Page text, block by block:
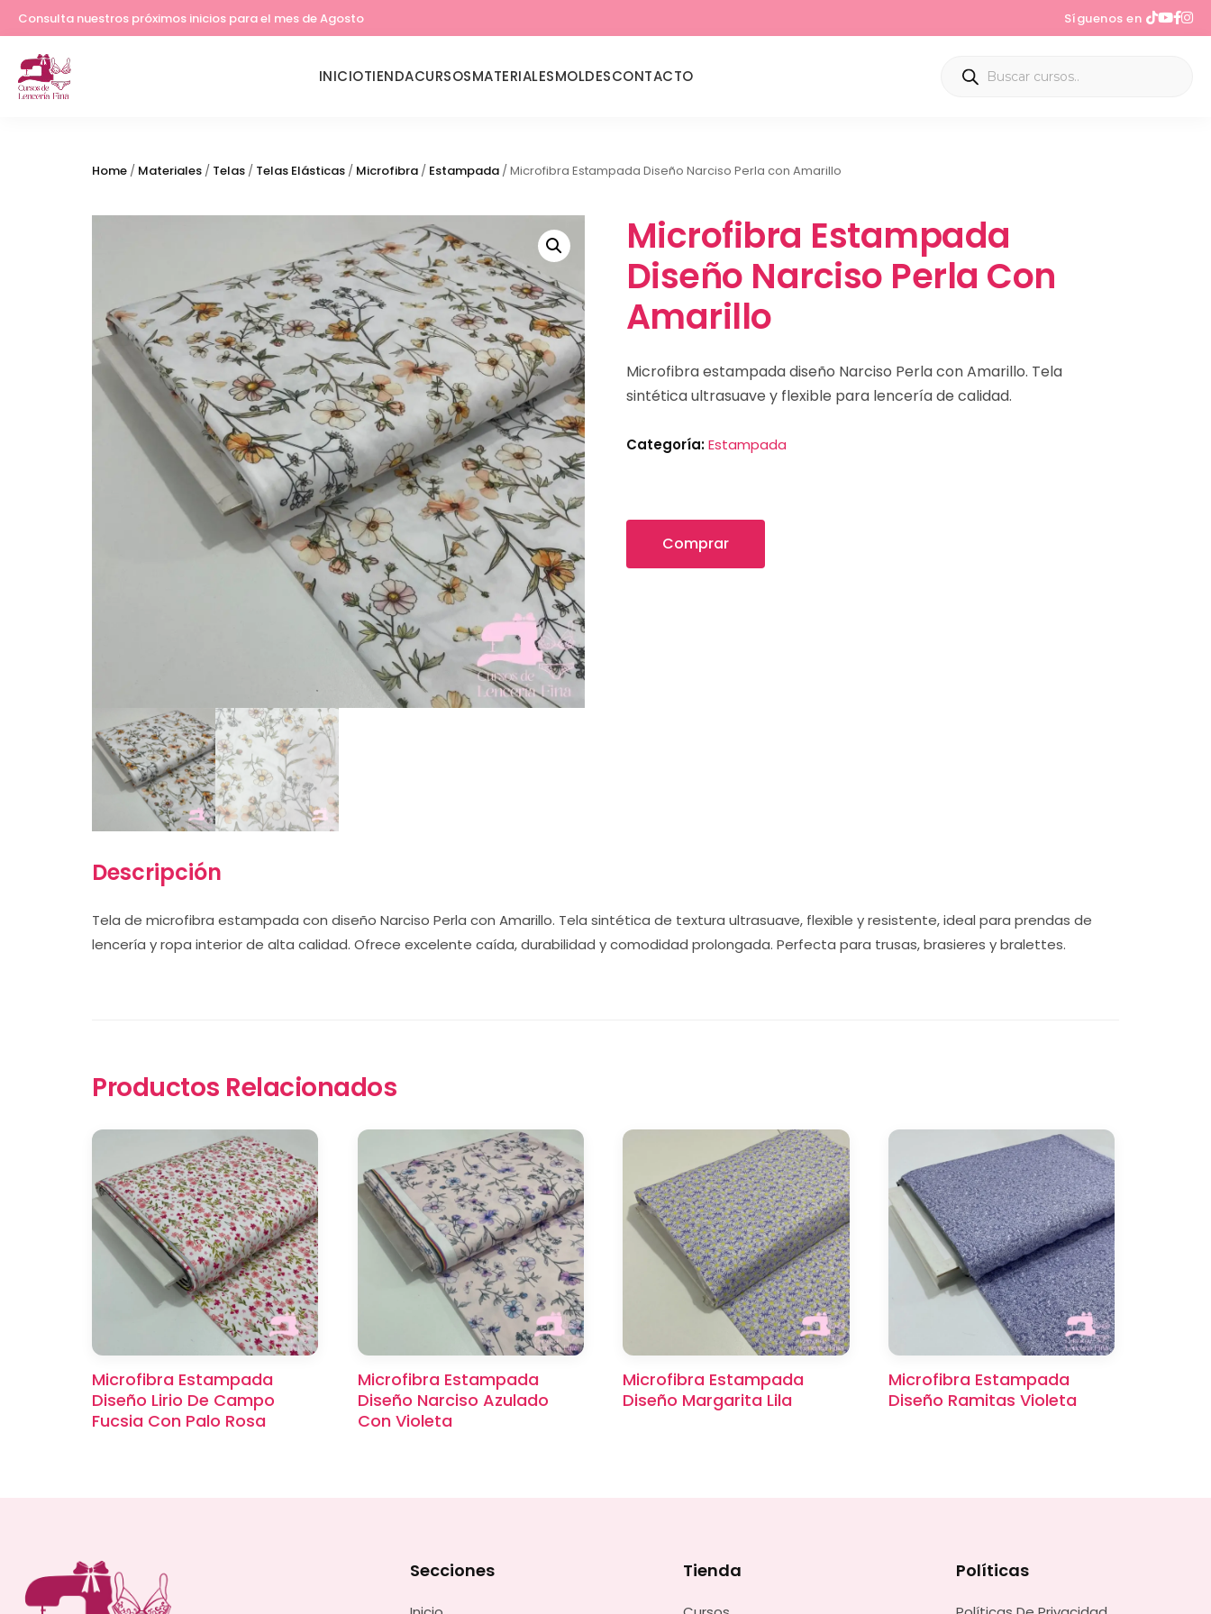
Lleva tu costura a otro nivel Síguenos en
INICIOTIENDACURSOSMATERIALESMOLDESCONTACTO
Home / Materiales / Telas / Telas Elásticas / Microfibra / Estampada / Microfibra Estampada Diseño Narciso Perla con Amarillo
Microfibra Estampada
Diseño Narciso Perla Con
Amarillo
Microfibra estampada diseño Narciso Perla con Amarillo. Tela
sintética ultrasuave y flexible para lencería de calidad.
Categoría:Estampada
Comprar
Descripción
Tela de microfibra estampada con diseño Narciso Perla con Amarillo. Tela sintética de textura ultrasuave, flexible y resistente, ideal para prendas de
lencería y ropa interior de alta calidad. Ofrece excelente caída, durabilidad y comodidad prolongada. Perfecta para trusas, brasieres y bralettes.
Productos Relacionados
Microfibra Estampada
Diseño Lirio De Campo
Fucsia Con Palo Rosa
Microfibra Estampada
Diseño Narciso Azulado
Con Violeta
Microfibra Estampada
Diseño Margarita Lila
Microfibra Estampada
Diseño Ramitas Violeta
Secciones Tienda Políticas